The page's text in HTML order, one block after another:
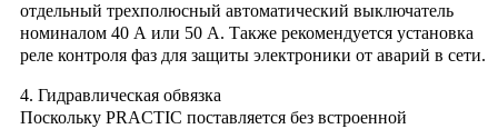
отдельный трехполюсный автоматический выключатель
номиналом 40 А или 50 А. Также рекомендуется установка
реле контроля фаз для защиты электроники от аварий в сети.
4. Гидравлическая обвязка
Поскольку PRACTIC поставляется без встроенной